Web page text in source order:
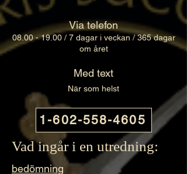
Öppettider
Via telefon
08.00 - 19.00/ 7 dagar i veckan / 365 dagar
om året
Med text
När som helst
1-602-558-4605
Vad ingår i en utredning:
bedömning